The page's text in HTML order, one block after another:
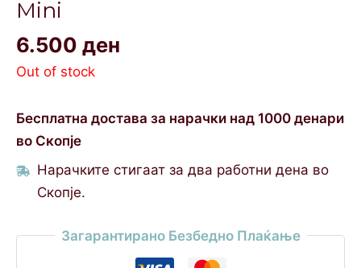
Mini
6.500 ден
Out of stock
Бесплатна достава за нарачки над 1000 денари
во Скопје
Нарачките стигаат за два работни дена во
Скопје.
Загарантирано Безбедно Плаќање